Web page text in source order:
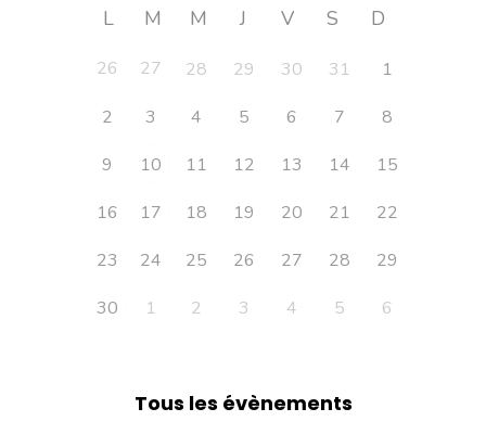
L M M J V S D
26 27 28 29 30 31
1
2
3 4 5 6 7
8
9
10 11 12 13 14
15
16
17 18 19 20 21
22
23
24 25 26 27 28
29
30
1 2 3 4 5 6
Tous les évènements